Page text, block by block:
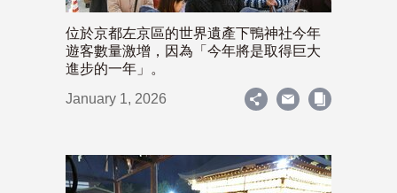
位於京都左京區的世界遺產下鴨神社今年
遊客數量激增，因為「今年將是取得巨大
進步的一年」。
January 1, 2026